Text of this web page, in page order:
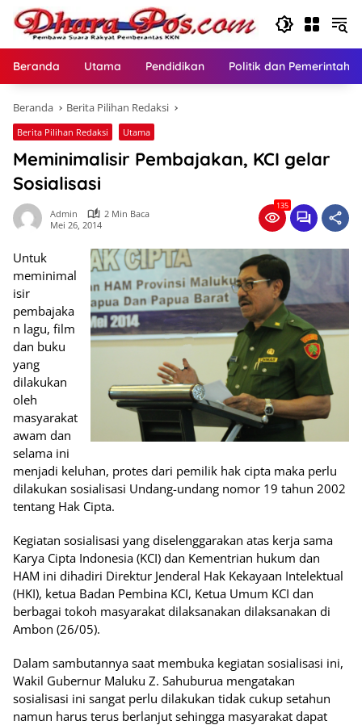
Langsung
konten
Beranda Utama Pendidikan Politik dan
Beranda Berita Pilihan Redaksi
Berita Pilihan Redaksi Utama
Meminimalisir Pembajakan, KCI gelar
Sosialisasi
Admin
2 Min Baca
Mei 26, 2014
135
Untuk
meminimal
isir
pembajaka
n lagu, film
dan buku
yang
dilakukan
oleh
masyarakat
awam dan
selama ini
menjadi keluhan, protes dari pemilik hak cipta maka perlu
dilakukan sosialisasi Undang-undang nomor 19 tahun 2002
tentang Hak Cipta.
Kegiatan sosialisasi yang diselenggarakan atas kerja sama
Karya Cipta Indonesia (KCI) dan Kementrian hukum dan
HAM ini dihadiri Direktur Jenderal Hak Kekayaan Intelektual
(HKI), ketua Badan Pembina KCI, Ketua Umum KCI dan
berbagai tokoh masyarakat dilaksanakan dilaksanakan di
Ambon (26/05).
Dalam sambutannya saat membuka kegiatan sosialisasi ini,
Wakil Gubernur Maluku Z. Sahuburua mengatakan
sosialisasi ini sangat perlu dilakukan tidak cukup setahun
namun harus terus berlanjut sehingga masyarakat dapat